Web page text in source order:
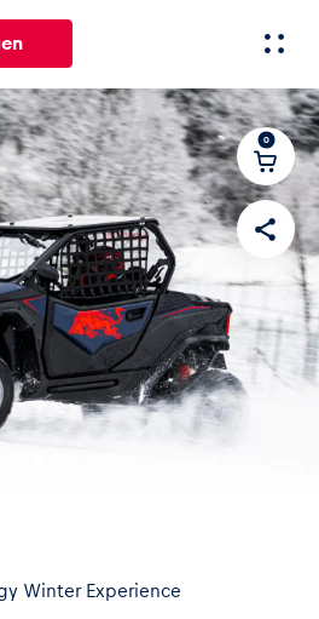
Erlebnisse Seiten
Alle anzeigen
0
Winter Experience